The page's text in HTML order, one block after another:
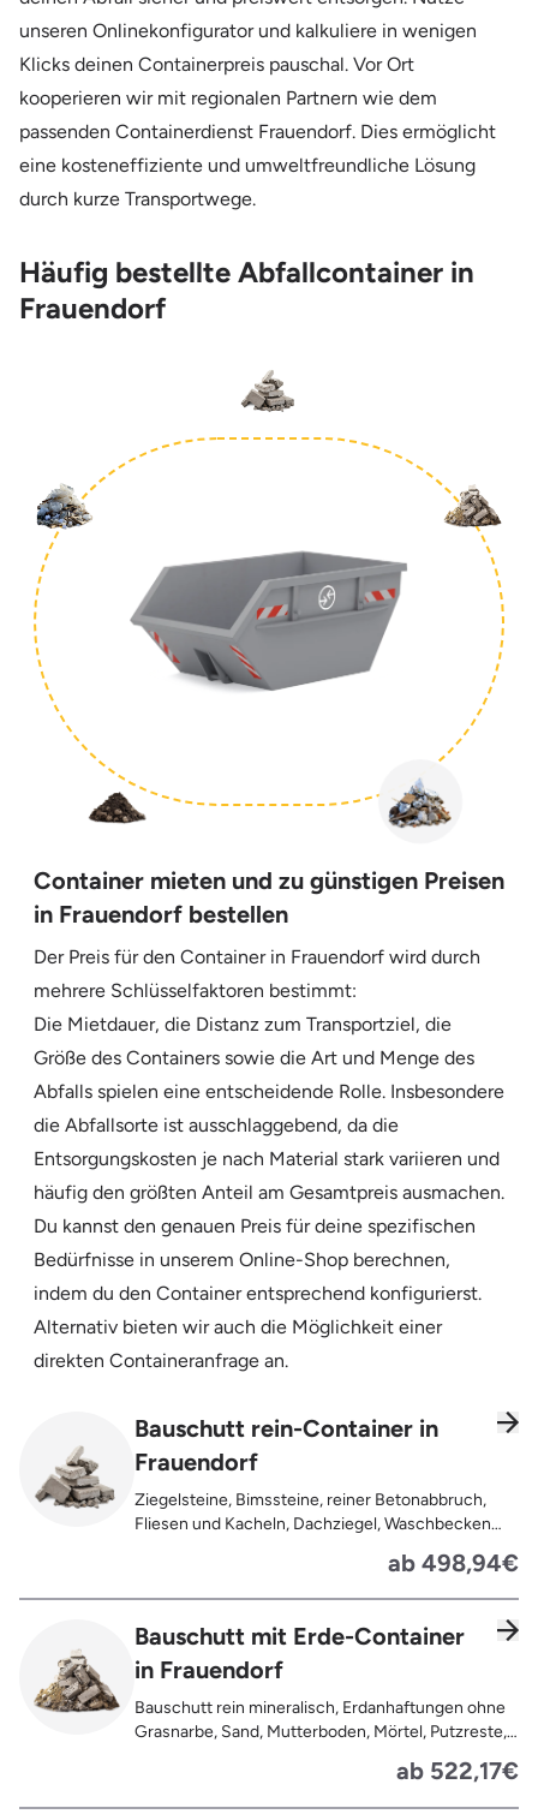
unseren Onlinekonfigurator und kalkuliere in wenigen
Klicks deinen Containerpreis pauschal. Vor Ort
kooperieren wir mit regionalen Partnern wie dem
passenden Containerdienst Frauendorf. Dies ermöglicht
eine kosteneffiziente und umweltfreundliche Lösung
durch kurze Transportwege.
Häufig bestellte Abfallcontainer in
Frauendorf
Container mieten und zu günstigen Preisen
in Frauendorf bestellen
Der Preis für den Container in Frauendorf wird durch
mehrere Schlüsselfaktoren bestimmt:
Die Mietdauer, die Distanz zum Transportziel, die
Größe des Containers sowie die Art und Menge des
Abfalls spielen eine entscheidende Rolle. Insbesondere
die Abfallsorte ist ausschlaggebend, da die
Entsorgungskosten je nach Material stark variieren und
häufig den größten Anteil am Gesamtpreis ausmachen.
Du kannst den genauen Preis für deine spezifischen
Bedürfnisse in unserem Online-Shop berechnen,
indem du den Container entsprechend konfigurierst.
Alternativ bieten wir auch die Möglichkeit einer
direkten Containeranfrage an.
Bauschutt rein-Container in
Frauendorf
Ziegelsteine, Bimssteine, reiner Betonabbruch,
Fliesen und Kacheln, Dachziegel, Waschbecken
Pflastersteine, Kalksand-Mauerwerk, Zement und
Putzreste
ab 498,94€
Bauschutt mit Erde-Container
in Frauendorf
Bauschutt rein mineralisch, Erdanhaftungen ohne
Grasnarbe, Sand, Mutterboden, Mörtel, Putzreste,
ab 522,17€